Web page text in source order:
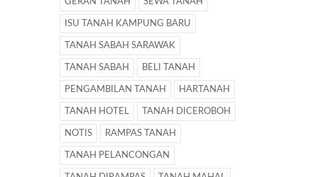
ISU TANAH KAMPUNG BARU
TANAH SABAH SARAWAK
TANAH SABAH BELI TANAH
PENGAMBILAN TANAH HARTANAH
TANAH HOTEL TANAH DICEROBOH
NOTIS RAMPAS TANAH
TANAH PELANCONGAN